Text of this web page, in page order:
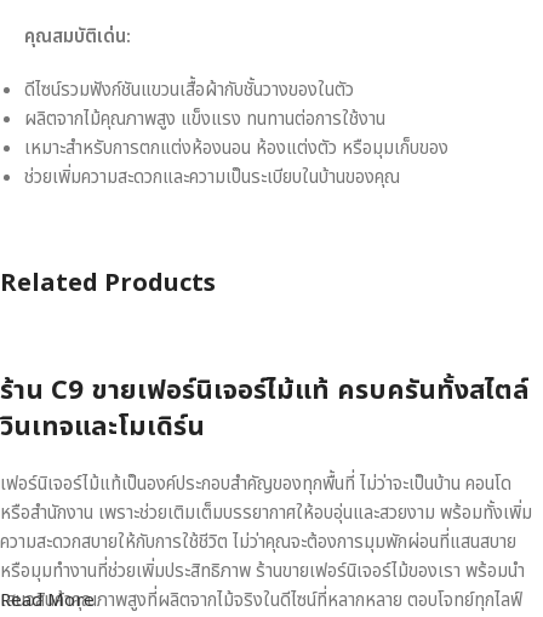
คุณสมบัติเด่น:
ดีไซน์รวมฟังก์ชันแขวนเสื้อผ้ากับชั้นวางของในตัว
ผลิตจากไม้คุณภาพสูง แข็งแรง ทนทานต่อการใช้งาน
เหมาะสำหรับการตกแต่งห้องนอน ห้องแต่งตัว หรือมุมเก็บของ
ช่วยเพิ่มความสะดวกและความเป็นระเบียบในบ้านของคุณ
Related Products
ร้าน C9 ขายเฟอร์นิเจอร์ไม้แท้ ครบครันทั้งสไตล์
วินเทจและโมเดิร์น
เฟอร์นิเจอร์ไม้แท้เป็นองค์ประกอบสำคัญของทุกพื้นที่ ไม่ว่าจะเป็นบ้าน คอนโด
หรือสำนักงาน เพราะช่วยเติมเต็มบรรยากาศให้อบอุ่นและสวยงาม พร้อมทั้งเพิ่ม
ความสะดวกสบายให้กับการใช้ชีวิต ไม่ว่าคุณจะต้องการมุมพักผ่อนที่แสนสบาย
หรือมุมทำงานที่ช่วยเพิ่มประสิทธิภาพ ร้านขายเฟอร์นิเจอร์ไม้ของเรา พร้อมนำ
เสนอสินค้าคุณภาพสูงที่ผลิตจากไม้จริงในดีไซน์ที่หลากหลาย ตอบโจทย์ทุกไลฟ์
Read More